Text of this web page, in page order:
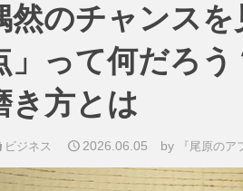
然のチャンス
」って何だろ
き方とは
ビジネス 2026.06.05 by 『尾原の